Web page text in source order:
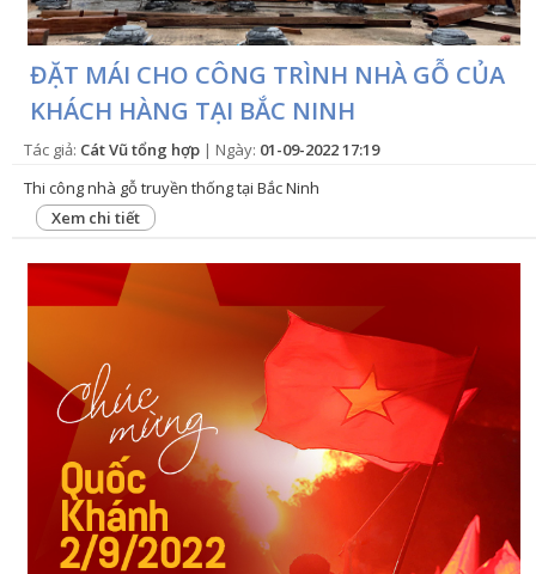
ĐẶT MÁI CHO CÔNG TRÌNH NHÀ GỖ CỦA
KHÁCH HÀNG TẠI BẮC NINH
Tác giả: Cát Vũ tổng hợp | Ngày: 01-09-2022 17:19
Thi công nhà gỗ truyền thống tại Bắc Ninh
Xem chi tiết